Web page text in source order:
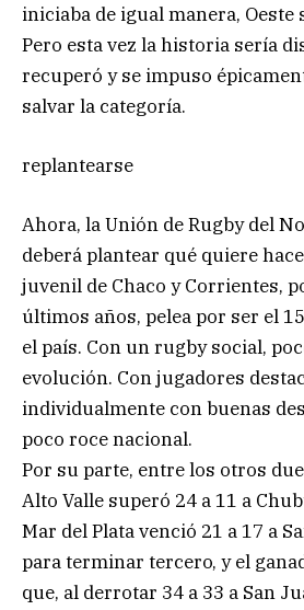
iniciaba de igual manera, Oeste
Pero esta vez la historia sería
recuperó y se impuso
salvar la categoría.
replantearse
Ahora, la Unión de Rugby del
deberá plantear qué quiere
juvenil de Chaco y Corrientes,
últimos años, pelea por ser el
el país. Con un rugby social,
evolución. Con jugadores
individualmente con buenas
poco roce nacional.
Por su parte, entre los otros
Alto Valle superó 24 a 11 a
Mar del Plata venció 21 a 17 a
para terminar tercero, y el
que, al derrotar 34 a 33 a San